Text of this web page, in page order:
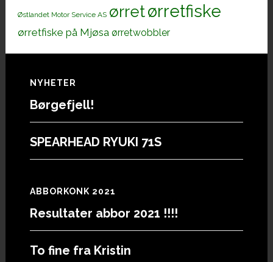
Østlandet Motor Service AS ørretørretfiske
ørretfiske på Mjøsa ørretwobbler
Footer
NYHETER
Børgefjell!
SPEARHEAD RYUKI 71S
ABBORKONK 2021
Resultater abbor 2021 !!!!
To fine fra Kristin